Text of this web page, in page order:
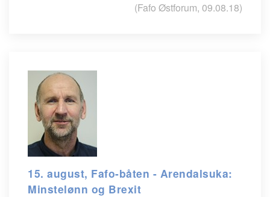
(Fafo Østforum, 09.08.18)
15. august, Fafo-båten - Arendalsuka:
Minstelønn og Brexit